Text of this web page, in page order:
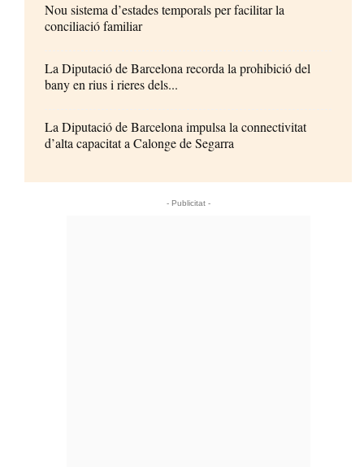
Nou sistema d’estades temporals per facilitar la
conciliació familiar
La Diputació de Barcelona recorda la prohibició del
bany en rius i rieres dels...
La Diputació de Barcelona impulsa la connectivitat
d’alta capacitat a Calonge de Segarra
- Publicitat -